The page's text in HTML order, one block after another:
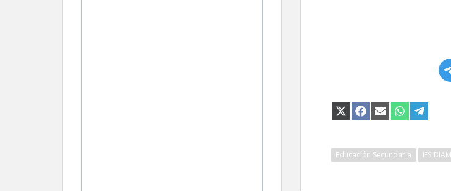
COMPARTIR
EN
COMPARTIR
EN
COMPARTIR
EN
COMPARTIR
EN EN
Educación Secundaria IES